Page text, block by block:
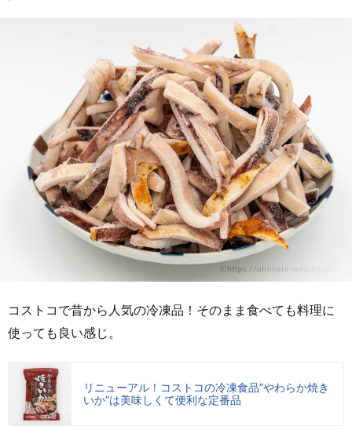
コストコで昔から人気の冷凍品！そのまま食べても料理に
使っても良い感じ。
リニューアル！コストコの冷凍食品”やわらか焼き
いか”は美味しくて便利な定番品